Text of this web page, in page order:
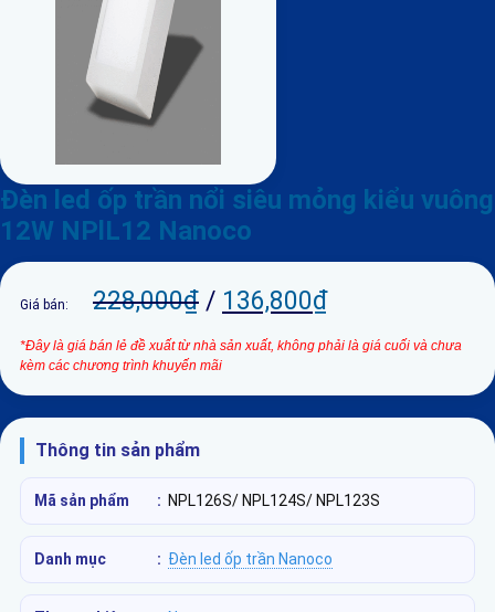
Đèn led ốp trần nổi siêu mỏng kiểu vuông
12W NPlL12 Nanoco
Giá bán: 228,000₫ / 136,800₫
*Đây là giá bán lẻ đề xuất từ nhà sản xuất, không phải là giá cuối và chưa
kèm các chương trình khuyến mãi
Thông tin sản phẩm
Mã sản phẩm : NPL126S/ NPL124S/ NPL123S
Danh mục : Đèn led ốp trần Nanoco